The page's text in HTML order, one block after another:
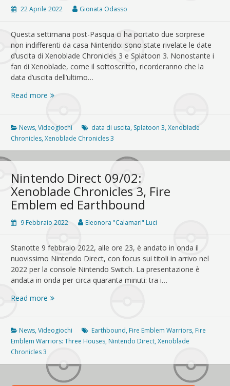
22 Aprile 2022 Gionata Odasso
Questa settimana post-Pasqua ci ha portato due sorprese
non indifferenti da casa Nintendo: sono state rivelate le date
d’uscita di Xenoblade Chronicles 3 e Splatoon 3. Nonostante i
fan di Xenoblade, come il sottoscritto, ricorderanno che la
data d’uscita dell’ultimo…
Read more Rivelate
date
d’uscita
di
Xenoblade
Chronicles
e
Splatoon
3
News,Videogiochi data di uscita, Splatoon 3,Xenoblade
Chronicles,Xenoblade Chronicles 3
Nintendo Direct 09/02:
Xenoblade Chronicles 3, Fire
Emblem ed Earthbound
9 Febbraio 2022 Eleonora "Calamari" Luci
Stanotte 9 febbraio 2022, alle ore 23, è andato in onda il
nuovissimo Nintendo Direct, con focus sui titoli in arrivo nel
2022 per la console Nintendo Switch. La presentazione è
andata in onda per circa quaranta minuti: tra i…
Read more Nintendo
Xenoblade
Chronicles
Fire
Emblem
ed
News,Videogiochi Earthbound, Fire Emblem Warriors, Fire
Emblem Warriors: Three Houses, Nintendo Direct,Xenoblade
Chronicles 3